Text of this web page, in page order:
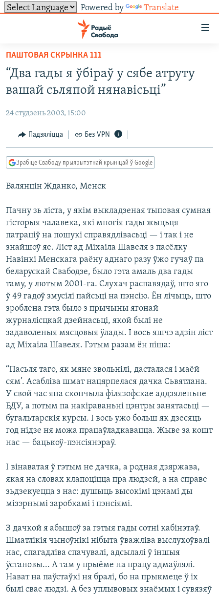
Powered by Translate
ўнівэрсальнага
доступу
Перайсьці
галоўнага
Перайсьці
Перайсьці
пошуку
НАВІНЫ
ЛЮДЗІ
ПАЛІТЫКА
ВАЙНА
БЕЛАРУСЫ НА ВАЙНЕ
ПАЛІТВЯЗЬНІ
КУЛЬТУРА
КАЛЯНДАР
ТОЛЬКІ НА СВАБОДЗЕ
БЛОГІ
ГІСТОРЫЯ НА СВАБОДЗЕ
КНІГІ
АЎДЫЁКНІГІ
МОВА
НА ХВАЛЯХ СВАБОДЫ
АБЫСЬЦІ БЛЯКАВАНЬНЕ
ПАДЗЯЛІЦЦА ІНФАРМАЦЫЯЙ
ПАДПІСАЦЦА
RSS
FACEBOOK
TWITTER
Усе сайты РС/РСЭ
ПАШТОВАЯ СКРЫНКА 111
“Два гады я ўбіраў у сябе атруту
вашай сьляпой нянавісьці”
24 студзень 2003, 15:00
Падзяліцца Без VPN
Зрабіце Свабоду прыярытэтнай крыніцай ў Google
Валянцін Жданко, Менск
Пачну зь ліста, у якім выкладзеная тыповая сумная
гісторыя чалавека, які многія гады жыцьця
патраціў на пошукі справядлівасьці — і так і не
знайшоў яе. Ліст ад Міхаіла Шавеля з пасёлку
Навінкі Менскага раёну аднаго разу ўжо гучаў па
беларускай Свабодзе, было гэта амаль два гады
таму, у лютым 2001-га. Слухач распавядаў, што яго
ў 49 гадоў змусілі пайсьці на пэнсію. Ён лічыць, што
зроблена гэта было з прычыны ягонай
журналісцкай дзейнасьці, якой былі не
задаволеныя мясцовыя ўлады. І вось яшчэ адзін ліст
ад Міхаіла Шавеля. Гэтым разам ён піша:
“Пасьля таго, як мяне звольнілі, дасталася і маёй
сям’. Асабліва шмат нацярпелася дачка Сьвятлана.
У свой час яна скончыла філязофскае аддзяленьне
БДУ, а потым па накіраваньні цэнтры занятасьці —
бугальтарскія курсы. І вось ужо больш як дзесяць
год нідзе ня можа працаўладкавацца. Жыве за кошт
нас — бацькоў-пэнсіянэраў.
І вінаватая ў гэтым не дачка, а родная дзяржава,
якая на словах клапоціцца пра людзей, а на справе
зьдзекуецца з нас: душыць высокімі цэнамі ды
мізэрнымі заробкамі і пэнсіямі.
З дачкой я абышоў за гэтыя гады сотні кабінэтаў.
Шматлікія чыноўнікі нібыта ўважліва выслухоўвалі
нас, спагадліва спачувалі, адсылалі ў іншыя
ўстановы... А там у прыёме на працу адмаўлялі.
Нават на паўстаўкі ня бралі, бо на прыкмеце ў іх
былі свае людзі. А без уплывовых знаёмых і сувязяў